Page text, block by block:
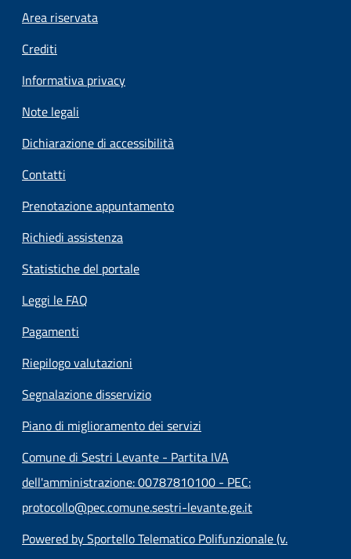
Footer menu
Area riservata
Crediti
Informativa privacy
Note legali
Dichiarazione di accessibilità
Contatti
Prenotazione appuntamento
Richiedi assistenza
Statistiche del portale
Leggi le FAQ
Pagamenti
Riepilogo valutazioni
Segnalazione disservizio
Piano di miglioramento dei servizi
Comune di Sestri Levante - Partita IVA
dell'amministrazione: 00787810100 - PEC:
protocollo@pec.comune.sestri-levante.ge.it
Powered by Sportello Telematico Polifunzionale (v.